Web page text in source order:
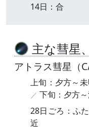
14日：合
主な彗星
アトラス彗星（
上旬：夕方～
下旬：夕方
28日ごろ：ふ
近